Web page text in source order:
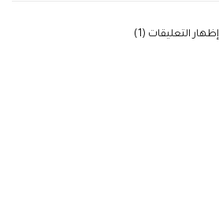
‫إظهار التعليقات (1)